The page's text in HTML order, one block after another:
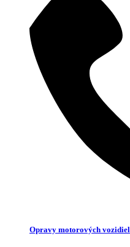
Opravy motorových vozidiel